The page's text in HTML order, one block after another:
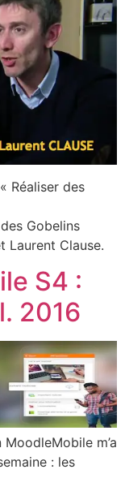
Réaliser des
Gobelins
Laurent Clause.
S4 :
2016
m’a
: les